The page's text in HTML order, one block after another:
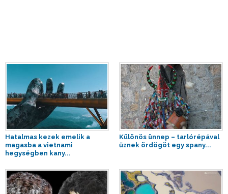
Hatalmas kezek emelik a
magasba a vietnami
hegységben kany...
Különös ünnep – tarlórépával
űznek ördögöt egy spany...